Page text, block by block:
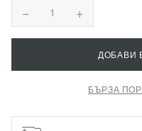
− 1 +
ДОБАВИ
БЪРЗА